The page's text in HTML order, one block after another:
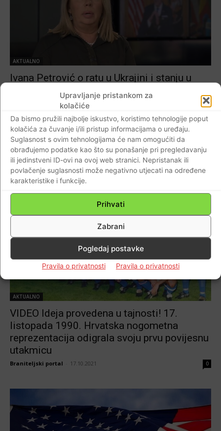
Upravljanje pristankom za
kolačiće
Da bismo pružili najbolje iskustvo, koristimo tehnologije poput
kolačića za čuvanje i/ili pristup informacijama o uređaju.
Suglasnost s ovim tehnologijama će nam omogućiti da
obrađujemo podatke kao što su ponašanje pri pregledavanju
ili jedinstveni ID-ovi na ovoj web stranici. Nepristanak ili
povlačenje suglasnosti može negativno utjecati na određene
karakteristike i funkcije.
Prihvati
Zabrani
Pogledaj postavke
Pravila o privatnosti Pravila o privatnosti
AKTUALNO
Ivana Petrović o ratu u Ukrajini i stanju u
okruženju: ‘Ovo što izvodi Dodik dio je ruske
ratne operacije’…“Bojim se da bi Republika
Srpska, odnosno da već je, postala mala
ruska Abhazija”.
Braniteljski portal - 26.02.2022
AKTUALNO
VIDEO Ideja provedena u tajnosti! 17.
listopada 1990. Hrvatska nogometna
reprezentacija odigrala svoju prvu povijesnu
utakmicu
Braniteljski portal 17.10.2021 0